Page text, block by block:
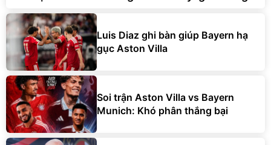
Luis Diaz ghi bàn giúp Bayern hạ
gục Aston Villa
Soi trận Aston Villa vs Bayern
Munich: Khó phân thắng bại